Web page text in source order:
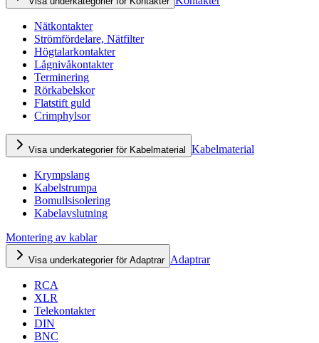
Nätkontakter
Strömfördelare, Nätfilter
Högtalarkontakter
Lågnivåkontakter
Terminering
Rörkabelskor
Flatstift guld
Crimphylsor
Visa underkategorier för Kabelmaterial Kabelmaterial
Krympslang
Kabelstrumpa
Bomullsisolering
Kabelavslutning
Montering av kablar
Visa underkategorier för Adaptrar Adaptrar
RCA
XLR
Telekontakter
DIN
BNC